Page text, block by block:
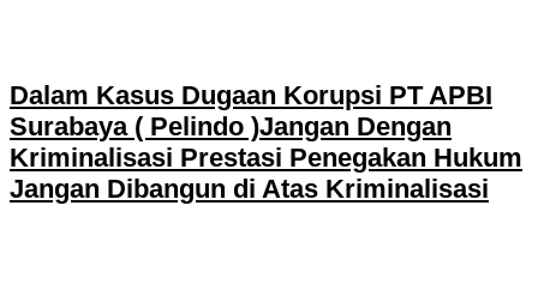
Dalam Kasus Dugaan Korupsi PT APBI
Surabaya ( Pelindo )Jangan Dengan
Kriminalisasi Prestasi Penegakan Hukum
Jangan Dibangun di Atas Kriminalisasi